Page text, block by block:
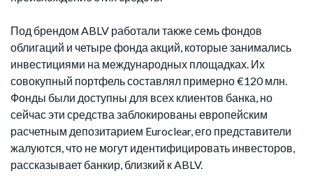
Под брендом ABLV работали также семь фондов
облигаций и четыре фонда акций, которые занимались
инвестициями на международных площадках. Их
совокупный портфель составлял примерно €120 млн.
Фонды были доступны для всех клиентов банка, но
сейчас эти средства заблокированы европейским
расчетным депозитарием Euroclear, его представители
жалуются, что не могут идентифицировать инвесторов,
рассказывает банкир, близкий к ABLV.